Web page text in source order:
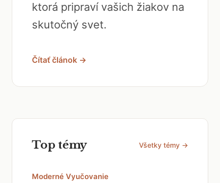
ktorá pripraví vašich žiakov na
skutočný svet.
Čítať článok →
Top témy Všetky témy →
Moderné Vyučovanie